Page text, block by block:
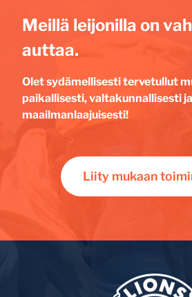
Meillä leijonilla on
auttaa.
Olet sydämellisesti tervetullut
paikallisesti, valtakunnallisesti ja
maailmanlaajuisesti!
Liity mukaan